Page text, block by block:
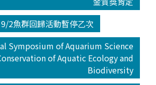
9/2魚群回歸活動暫停乙次
Symposium of Aquarium Science
of Aquatic Ecology and
Biodiversity